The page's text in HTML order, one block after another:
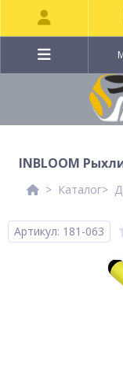
INBLOOM
Каталог
Артикул: 181-063